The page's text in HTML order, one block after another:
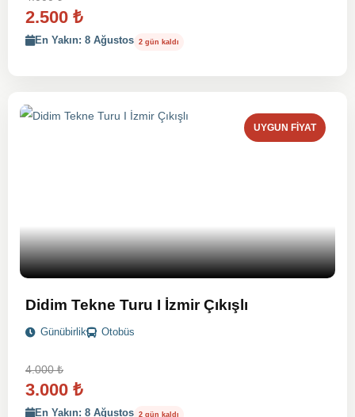
2.500 ₺
En Yakın: 8 Ağustos 2 gün kaldı
UYGUN FIYAT
Didim Tekne Turu I İzmir Çıkışlı
Günübirlik Otobüs
4.000₺
3.000 ₺
En Yakın: 8 Ağustos 2 gün kaldı